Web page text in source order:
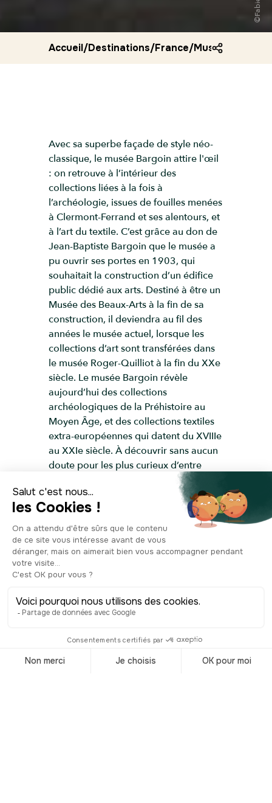
Accueil/Destinations/France/Musee bargoin
Avec sa superbe façade de style néo-
classique, le musée Bargoin attire l'œil
: on retrouve à l’intérieur des
collections liées à la fois à
l’archéologie, issues de fouilles menées
à Clermont-Ferrand et ses alentours, et
à l’art du textile. C’est grâce au don de
Jean-Baptiste Bargoin que le musée a
pu ouvrir ses portes en 1903, qui
souhaitait la construction d’un édifice
public dédié aux arts. Destiné à être un
Musée des Beaux-Arts à la fin de sa
construction, il deviendra au fil des
années le musée actuel, lorsque les
collections d’art sont transférées dans
le musée Roger-Quilliot à la fin du XXe
siècle. Le musée Bargoin révèle
aujourd’hui des collections
archéologiques de la Préhistoire au
Moyen Âge, et des collections textiles
extra-européennes qui datent du XVIIIe
au XXIe siècle. À découvrir sans aucun
doute pour les plus curieux d’entre
vous ! Sur votre droite, située au milieu
du rond-point, se dresse une
impressionnante fontaine en pierres de
Volvic. Appelée la Pyramide, on ne
peut pas la louper en passant ici. Elle
rend hommage au général Desaix,
considéré par Napoléon Bonaparte
comme le plus talentueux de ses
généraux. Elle a été réalisée par
l’architecte Pierre Laurent en 1801,
rappelle la campagne d’Egypte, l’un
des plus grands succès du général